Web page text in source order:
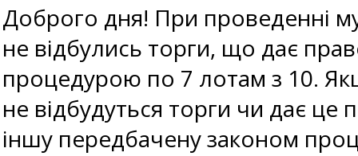
Доброго дня! При проведенні
не відбулись торги, що дає
процедурою по 7 лотам з 10.
не відбудуться торги чи дає
іншу передбачену законом